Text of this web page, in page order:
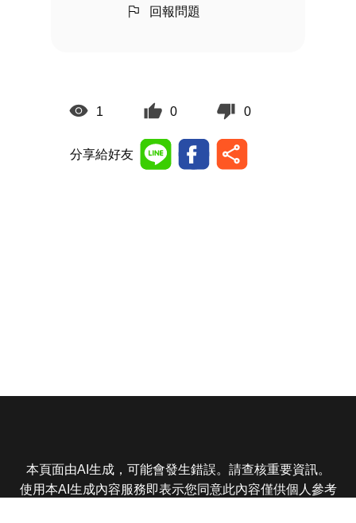
回報問題
1 0 0
分享給好友
本頁面由AI生成，可能會發生錯誤。請查核重要資訊。
使用本AI生成內容服務即表示您同意此內容僅供個人參考